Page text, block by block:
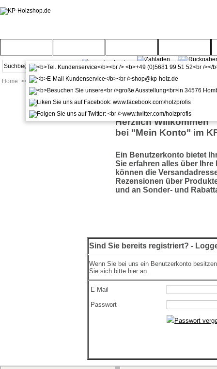
Home >> Mein Konto >> Meine Daten
Herzlich Willkommen
bei "Mein Konto" im
Ein Benutzerkonto bietet
Sie erfahren alles über Ihre
können die
Rezensionen über
und an Sonder- und
Sind Sie bereits registriert? -
Wenn Sie bei uns ein Benutzerkonto
Sie sich bitte hier an.
E-Mail
Passwort
Passwort